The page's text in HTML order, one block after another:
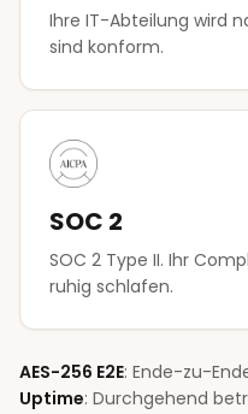
Ihre IT-Abteilung wird
sind konform.
SOC 2
SOC 2 Type II. Ihr
ruhig schlafen.
AES-256 E2E: Ende-zu-
Uptime: Durchgehend